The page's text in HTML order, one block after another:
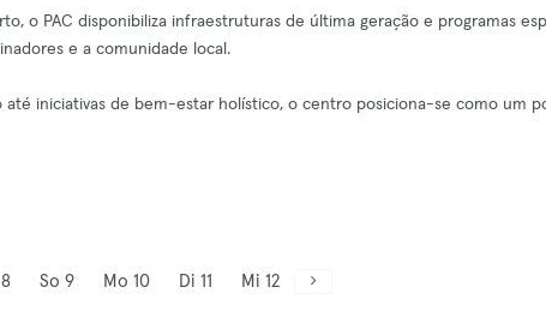
o PAC disponibiliza infraestruturas de última geração e programas
e a comunidade local.
iniciativas de bem-estar holístico, o centro posiciona-se como um
So 9 Mo 10 Di 11 Mi 12